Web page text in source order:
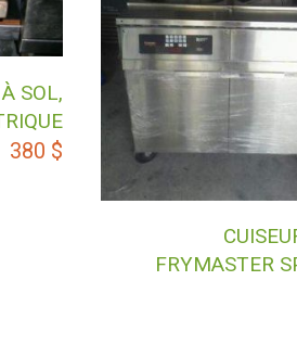
SOL,
380 $
FRYMASTER